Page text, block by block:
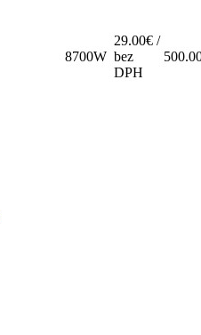
8700W
29.00€ /
bez
DPH